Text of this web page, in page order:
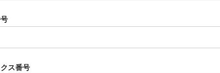
ス番号